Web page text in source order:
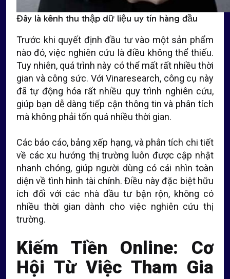
Đây là kênh thu thập dữ liệu uy tín hàng đầu
Trước khi quyết định đầu tư vào một sản phẩm
nào đó, việc nghiên cứu là điều không thể thiếu.
Tuy nhiên, quá trình này có thể mất rất nhiều thời
gian và công sức. Với Vinaresearch, công cụ này
đã tự động hóa rất nhiều quy trình nghiên cứu,
giúp bạn dễ dàng tiếp cận thông tin và phân tích
mà không phải tốn quá nhiều thời gian.
Các báo cáo, bảng xếp hạng, và phân tích chi tiết
về các xu hướng thị trường luôn được cập nhật
nhanh chóng, giúp người dùng có cái nhìn toàn
diện về tình hình tài chính. Điều này đặc biệt hữu
ích đối với các nhà đầu tư bận rộn, không có
nhiều thời gian dành cho việc nghiên cứu thị
trường.
Kiếm Tiền Online: Cơ
Hội Từ Việc Tham Gia